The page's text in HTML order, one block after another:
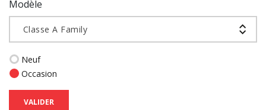
Modèle
Classe A Family
Neuf
Occasion
VALIDER